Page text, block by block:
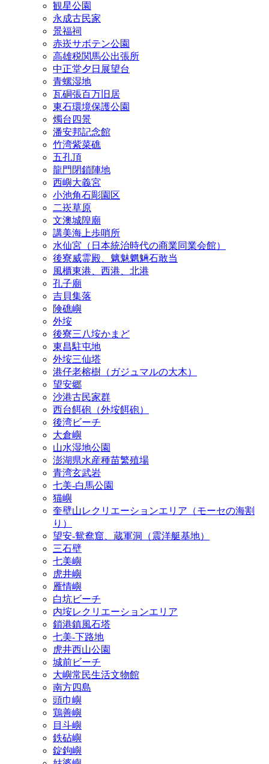
観星公園
永成古民家
景福祠
赤崁サボテン公園
高雄税関馬公出張所
中正堂夕日展望台
青螺湿地
瓦硐張百万旧居
東石環境保護公園
燭台四景
潘安邦記念館
竹湾紫菜礁
五孔頂
龍門閉鎖陣地
西嶼大義宮
小池角石彫園区
二崁草原
文澳城隍廟
講美海上歩哨所
水仙宮（日本統治時代の商業同業会館）
後寮威霊殿、魑魅魍魎石敢当
風櫃東港、西港、北港
孔子廟
吉貝集落
険礁嶼
外垵
後寮三八垵かまど
東昌駐屯地
外垵三仙塔
港仔老榕樹（ガジュマルの大木）
望安郷
沙港古民家群
西台餌砲（外垵餌砲）
後湾ビーチ
大倉嶼
山水湿地公園
澎湖県水産種苗繁殖場
青湾玄武岩
七美‐白馬公園
猫嶼
奎壁山レクリエーションエリア（モーセの海割
り）
望安‐鴛鴦窟、蔵軍洞（震洋艇基地）
三石壁
七美嶼
虎井嶼
雁情嶼
白坑ビーチ
内垵レクリエーションエリア
鎖港鎮風石塔
七美‐下路地
虎井西山公園
城前ビーチ
大嶼常民生活文物館
南方四島
頭巾嶼
鶏善嶼
目斗嶼
鉄砧嶼
錠鉤嶼